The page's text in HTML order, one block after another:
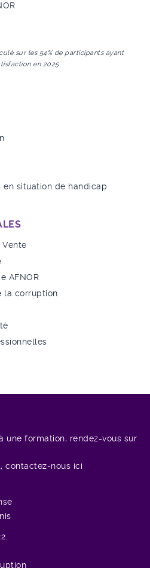
sur les 54% de participants ayant
en 2025
situation de handicap
Vente
AFNOR
la corruption
une formation, rendez-vous sur
contactez-nous ici